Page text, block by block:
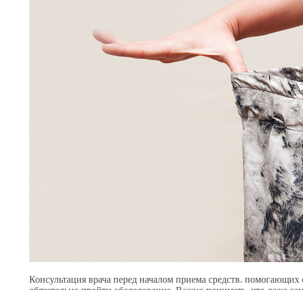
Консультация врача перед началом приема средств.